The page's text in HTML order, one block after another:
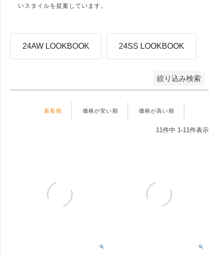
いスタイルを提案しています。
24AW LOOKBOOK 24SS LOOKBOOK
絞り込み検索
価格が高い順
優先度順
検索
新着順 価格が安い順 価格が高い順
11件中 1-11件表示